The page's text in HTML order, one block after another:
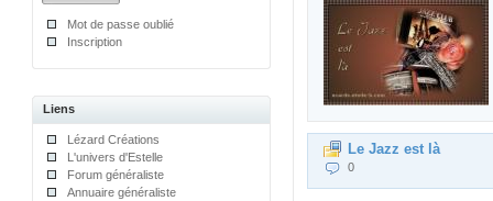
Mot de passe oublié
Inscription
Liens
Lézard Créations
L'univers d'Estelle
Forum généraliste
Annuaire généraliste
Le Jazz est là
0